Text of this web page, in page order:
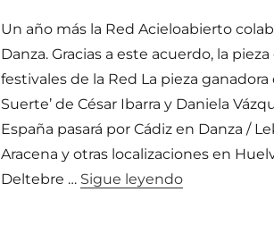
Un año más la Red Acieloabierto
Danza. Gracias a este acuerdo, la
festivales de la Red La pieza ganadora
Suerte’ de César Ibarra y Daniela
España pasará por Cádiz en Danza /
Aracena y otras localizaciones en
Deltebre … Sigue leyendo«Gira